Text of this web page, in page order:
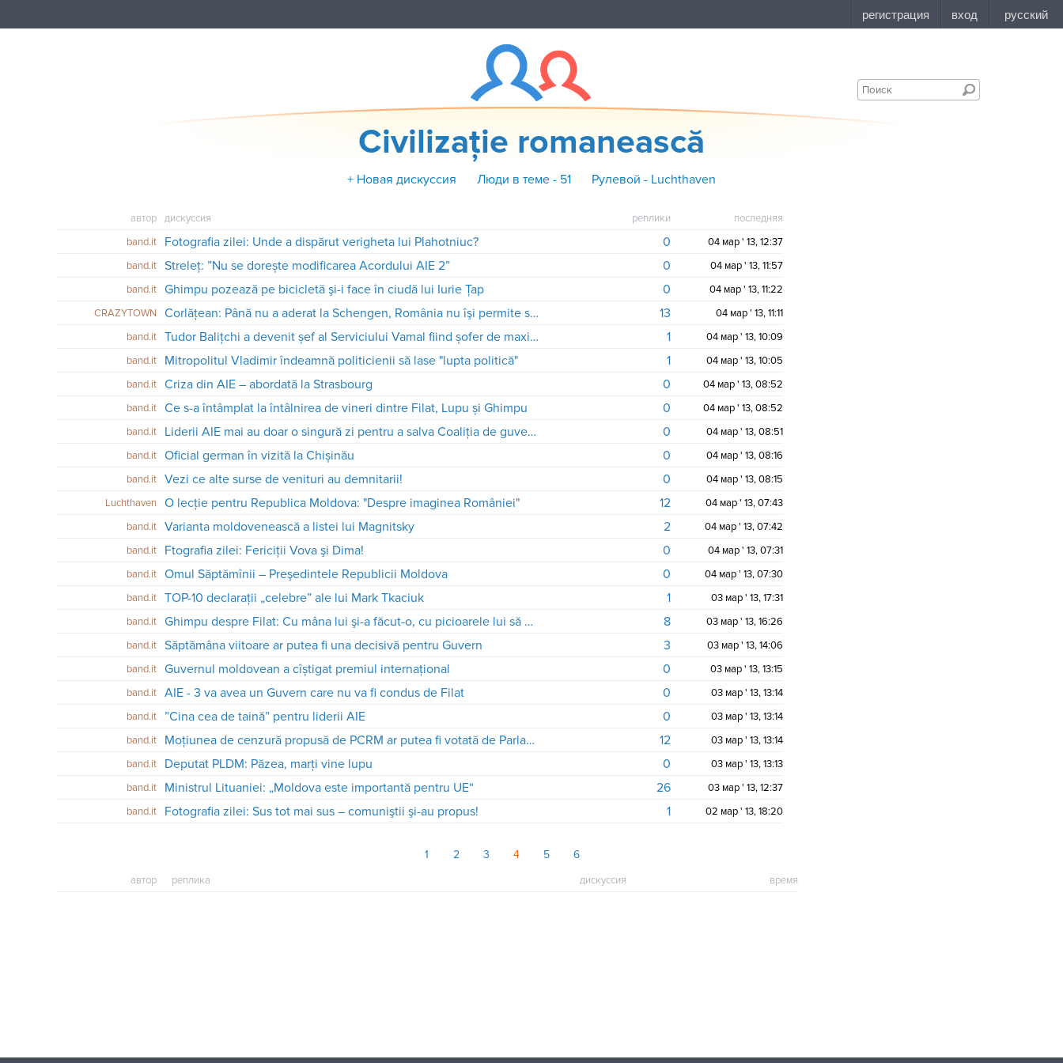
Civilizaţie romanească
+ Новая дискуссия Люди в теме - 51 Рулевой - Luchthaven
автор дискуссия реплики
последняя
band.it
Fotografia zilei: Unde a dispărut verigheta lui Plahotniuc? 0
04 мар ' 13, 12:37
band.it
Streleț: ”Nu se dorește modificarea Acordului AIE 2” 0
04 мар ' 13, 11:57
band.it
Ghimpu pozează pe bicicletă şi-i face în ciudă lui Iurie Ţap 0
04 мар ' 13, 11:22
CRAZYTOWN
Corlăţean: Până nu a aderat la Schengen, România nu îşi permite să fie mai deschisă faţă de R.Moldova 13
04 мар ' 13, 11:11
band.it
Tudor Balițchi a devenit șef al Serviciului Vamal fiind șofer de maxi-taxi 1
04 мар ' 13, 10:09
band.it
Mitropolitul Vladimir îndeamnă politicienii să lase "lupta politică" 1
04 мар ' 13, 10:05
band.it
Criza din AIE – abordată la Strasbourg 0
04 мар ' 13, 08:52
band.it
Ce s-a întâmplat la întâlnirea de vineri dintre Filat, Lupu și Ghimpu 0
04 мар ' 13, 08:52
band.it
Liderii AIE mai au doar o singură zi pentru a salva Coaliţia de guvernare 0
04 мар ' 13, 08:51
band.it
Oficial german în vizită la Chișinău 0
04 мар ' 13, 08:16
band.it
Vezi ce alte surse de venituri au demnitarii! 0
04 мар ' 13, 08:15
Luchthaven
O lecție pentru Republica Moldova: "Despre imaginea României" 12
04 мар ' 13, 07:43
band.it
Varianta moldovenească a listei lui Magnitsky 2
04 мар ' 13, 07:42
band.it
Ftografia zilei: Fericiţii Vova şi Dima! 0
04 мар ' 13, 07:31
band.it
Omul Săptămînii – Preşedintele Republicii Moldova 0
04 мар ' 13, 07:30
band.it
TOP-10 declaraţii „celebre” ale lui Mark Tkaciuk 1
03 мар ' 13, 17:31
band.it
Ghimpu despre Filat: Cu mâna lui şi-a făcut-o, cu picioarele lui să plece 8
03 мар ' 13, 16:26
band.it
Săptămâna viitoare ar putea fi una decisivă pentru Guvern 3
03 мар ' 13, 14:06
band.it
Guvernul moldovean a cîștigat premiul internațional 0
03 мар ' 13, 13:15
band.it
AIE - 3 va avea un Guvern care nu va fi condus de Filat 0
03 мар ' 13, 13:14
band.it
”Cina cea de taină” pentru liderii AIE 0
03 мар ' 13, 13:14
band.it
Moţiunea de cenzură propusă de PCRM ar putea fi votată de Parlament , opinie 12
03 мар ' 13, 13:14
band.it
Deputat PLDM: Păzea, marți vine lupu 0
03 мар ' 13, 13:13
band.it
Ministrul Lituaniei: „Moldova este importantă pentru UE“ 26
03 мар ' 13, 12:37
band.it
Fotografia zilei: Sus tot mai sus – comuniştii şi-au propus! 1 02 мар ' 13, 18:20
1 2 3 4 5 6
автор реплика дискуссия время